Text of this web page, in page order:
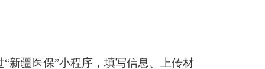
家医保服务APP、
问题。